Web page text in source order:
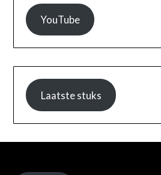
YouTube
Laatste stuks